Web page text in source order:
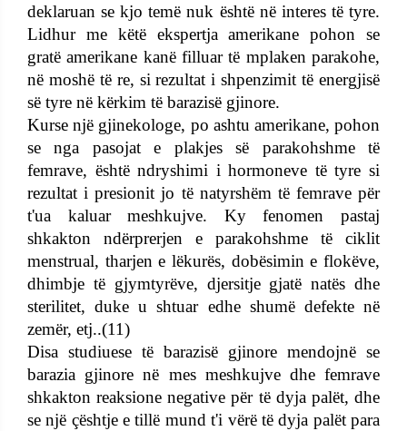
deklaruan se kjo temë nuk është në interes të tyre.
Lidhur me këtë ekspertja amerikane pohon se
gratë amerikane kanë filluar të mplaken parakohe,
në moshë të re, si rezultat i shpenzimit të energjisë
së tyre në kërkim të barazisë gjinore.
Kurse një gjinekologe, po ashtu amerikane, pohon
se nga pasojat e plakjes së parakohshme të
femrave, është ndryshimi i hormoneve të tyre si
rezultat i presionit jo të natyrshëm të femrave për
t'ua kaluar meshkujve. Ky fenomen pastaj
shkakton ndërprerjen e parakohshme të ciklit
menstrual, tharjen e lëkurës, dobësimin e flokëve,
dhimbje të gjymtyrëve, djersitje gjatë natës dhe
sterilitet, duke u shtuar edhe shumë defekte në
zemër, etj..(11)
Disa studiuese të barazisë gjinore mendojnë se
barazia gjinore në mes meshkujve dhe femrave
shkakton reaksione negative për të dyja palët, dhe
se një çështje e tillë mund t'i vërë të dyja palët para